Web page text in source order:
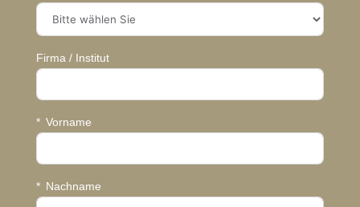
Firma / Institut
Vorname
Nachname